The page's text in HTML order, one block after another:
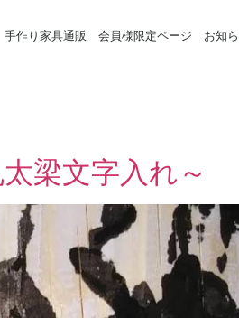
手作り家具通販 会員様限定ページ お知
梁文字入れ～